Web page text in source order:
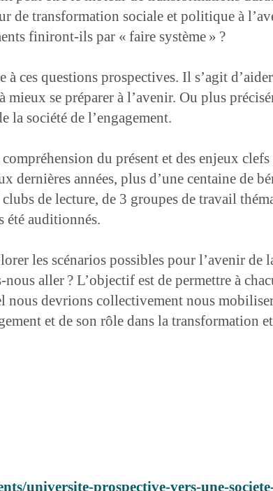
transformation sociale et politique à
finiront-ils par « faire système » ?
ces questions prospectives. Il s’agit
se préparer à l’avenir. Ou plus
société de l’engagement.
du présent et des enjeux
dernières années, plus d’une centaine de
de lecture, de 3 groupes de travail
été auditionnés.
les scénarios possibles pour l’avenir de
aller ? L’objectif est de permettre à
devrions collectivement nous
et de son rôle dans la transformation
universite-prospective-vers-une-